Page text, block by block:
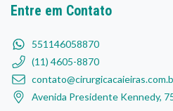
Entre em Contato
551146058870
(11) 4605-8870
Avenida Presidente Kennedy,